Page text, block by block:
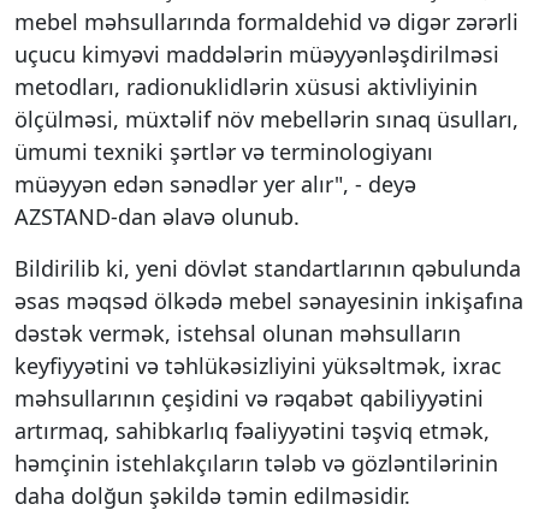
mebel məhsullarında formaldehid və digər zərərli
uçucu kimyəvi maddələrin müəyyənləşdirilməsi
metodları, radionuklidlərin xüsusi aktivliyinin
ölçülməsi, müxtəlif növ mebellərin sınaq üsulları,
ümumi texniki şərtlər və terminologiyanı
müəyyən edən sənədlər yer alır", - deyə
AZSTAND-dan əlavə olunub.
Bildirilib ki, yeni dövlət standartlarının qəbulunda
əsas məqsəd ölkədə mebel sənayesinin inkişafına
dəstək vermək, istehsal olunan məhsulların
keyfiyyətini və təhlükəsizliyini yüksəltmək, ixrac
məhsullarının çeşidini və rəqabət qabiliyyətini
artırmaq, sahibkarlıq fəaliyyətini təşviq etmək,
həmçinin istehlakçıların tələb və gözləntilərinin
daha dolğun şəkildə təmin edilməsidir.